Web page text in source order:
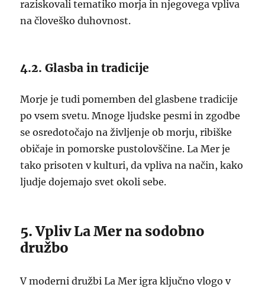
raziskovali tematiko morja in njegovega vpliva
na človeško duhovnost.
4.2. Glasba in tradicije
Morje je tudi pomemben del glasbene tradicije
po vsem svetu. Mnoge ljudske pesmi in zgodbe
se osredotočajo na življenje ob morju, ribiške
običaje in pomorske pustolovščine. La Mer je
tako prisoten v kulturi, da vpliva na način, kako
ljudje dojemajo svet okoli sebe.
5. Vpliv La Mer na sodobno
družbo
V moderni družbi La Mer igra ključno vlogo v